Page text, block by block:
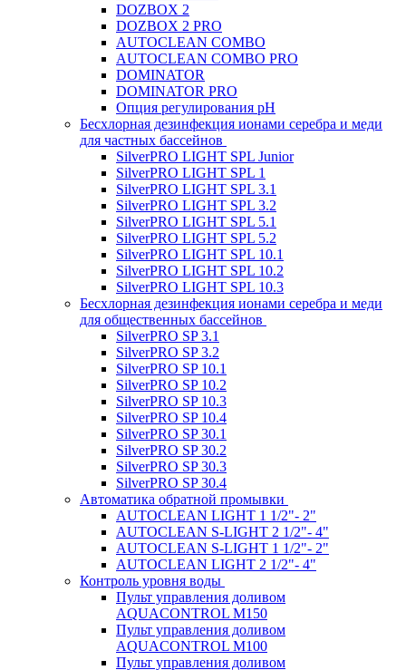
DOZBOX 2
DOZBOX 2 PRO
AUTOCLEAN COMBO
AUTOCLEAN COMBO PRO
DOMINATOR
DOMINATOR PRO
Опция регулирования pH
Беcхлорная дезинфекция ионами серебра и меди
для частных бассейнов
SilverPRO LIGHT SPL Junior
SilverPRO LIGHT SPL 1
SilverPRO LIGHT SPL 3.1
SilverPRO LIGHT SPL 3.2
SilverPRO LIGHT SPL 5.1
SilverPRO LIGHT SPL 5.2
SilverPRO LIGHT SPL 10.1
SilverPRO LIGHT SPL 10.2
SilverPRO LIGHT SPL 10.3
Беcхлорная дезинфекция ионами серебра и меди
для общественных бассейнов
SilverPRO SP 3.1
SilverPRO SP 3.2
SilverPRO SP 10.1
SilverPRO SP 10.2
SilverPRO SP 10.3
SilverPRO SP 10.4
SilverPRO SP 30.1
SilverPRO SP 30.2
SilverPRO SP 30.3
SilverPRO SP 30.4
Автоматика обратной промывки
AUTOCLEAN LIGHT 1 1/2"- 2"
AUTOCLEAN S-LIGHT 2 1/2"- 4"
AUTOCLEAN S-LIGHT 1 1/2"- 2"
AUTOCLEAN LIGHT 2 1/2"- 4"
Контроль уровня воды
Пульт управления доливом
AQUACONTROL M150
Пульт управления доливом
AQUACONTROL M100
Пульт управления доливом